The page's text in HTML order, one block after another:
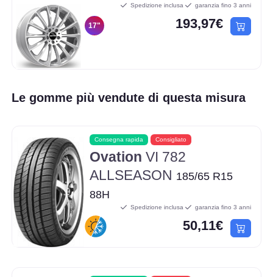
17"
Spedizione inclusa garanzia fino 3 anni
193,97€
Le gomme più vendute di questa misura
Consegna rapida Consigliato
Ovation VI 782
ALLSEASON 185/65 R15
88H
Spedizione inclusa garanzia fino 3 anni
50,11€